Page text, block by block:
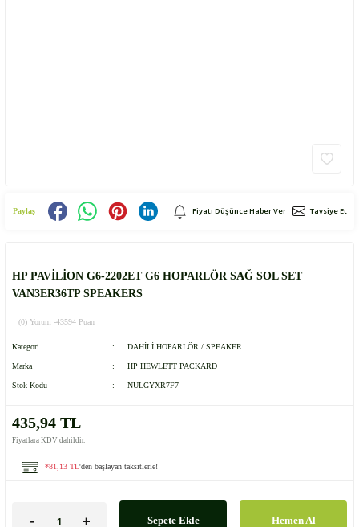
Paylaş Fiyatı Düşünce Haber Ver Tavsiye Et
HP PAVİLİON G6-2202ET G6 HOPARLÖR SAĞ SOL SET
VAN3ER36TP SPEAKERS
(0) Yorum -43594 Puan
Kategori DAHİLİ HOPARLÖR / SPEAKER
Marka HP HEWLETT PACKARD
Stok Kodu NULGYXR7F7
435,94 TL
Fiyatlara KDV dahildir.
*81,13 TL'den başlayan taksitlerle!
Sepete Ekle Hemen Al